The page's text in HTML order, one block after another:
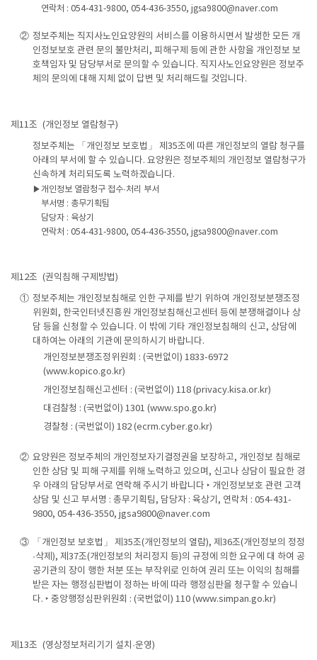
연락처 : 054-431-9800, 054-436-3550, jgsa9800@naver.com
② 정보주체는 직지사노인요양원의 서비스를 이용하시면서 발생한 모든 개
인정보보호 관련 문의 불만처리, 피해구제 등에 관한 사항을 개인정보 보
호책임자 및 담당부서로 문의할 수 있습니다. 직지사노인요양원은 정보주
체의 문의에 대해 지체 없이 답변 및 처리해드릴 것입니다.
제11조 (개인정보 열람청구)
정보주체는 「개인정보 보호법」 제35조에 따른 개인정보의 열람 청구를
아래의 부서에 할 수 있습니다. 요양원은 정보주체의 개인정보 열람청구가
신속하게 처리되도록 노력하겠습니다.
▶개인정보 열람청구 접수·처리 부서
부서명 : 총무기획팀
담당자 : 육상기
연락처 : 054-431-9800, 054-436-3550, jgsa9800@naver.com
제12조 (권익침해 구제방법)
① 정보주체는 개인정보침해로 인한 구제를 받기 위하여 개인정보분쟁조정
위원회, 한국인터넷진흥원 개인정보침해신고센터 등에 분쟁해결이나 상
담 등을 신청할 수 있습니다. 이 밖에 기타 개인정보침해의 신고, 상담에
대하여는 아래의 기관에 문의하시기 바랍니다.
개인정보분쟁조정위원회 : (국번없이) 1833-6972
(www.kopico.go.kr)
개인정보침해신고센터 : (국번없이) 118 (privacy.kisa.or.kr)
대검찰청 : (국번없이) 1301 (www.spo.go.kr)
경찰청 : (국번없이) 182 (ecrm.cyber.go.kr)
② 요양원은 정보주체의 개인정보자기결정권을 보장하고, 개인정보 침해로
인한 상담 및 피해 구제를 위해 노력하고 있으며, 신고나 상담이 필요한 경
우 아래의 담당부서로 연락해 주시기 바랍니다 ‣ 개인정보보호 관련 고객
상담 및 신고 부서명 : 총무기획팀, 담당자 : 육상기, 연락처 : 054-431-
9800, 054-436-3550, jgsa9800@naver.com
③
「개인정보 보호법」 제35조(개인정보의 열람), 제36조(개인정보의 정정
·삭제), 제37조(개인정보의 처리정지 등)의 규정에 의한 요구에 대 하여 공
공기관의 장이 행한 처분 또는 부작위로 인하여 권리 또는 이익의 침해를
받은 자는 행정심판법이 정하는 바에 따라 행정심판을 청구할 수 있습니
다. ‣ 중앙행정심판위원회 : (국번없이) 110 (www.simpan.go.kr)
제13조 (영상정보처리기기 설치·운영)